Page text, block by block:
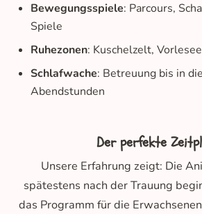
Bewegungsspiele: Parcours,
Spiele
Ruhezonen: Kuschelzelt,
Schlafwache: Betreuung bis in
Abendstunden
Der perfekte
Unsere Erfahrung zeigt: Die
spätestens nach der Trauung
das Programm für die